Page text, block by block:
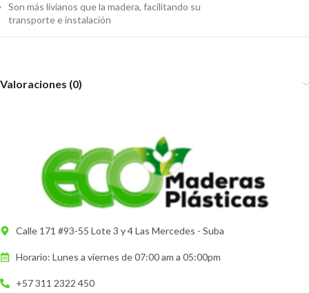
Son más livianos que la madera, facilitando su
transporte e instalación
Valoraciones (0)
Calle 171 #93-55 Lote 3 y 4 Las Mercedes - Suba
Horario: Lunes a viernes de 07:00 am a 05:00pm
+57 311 2322 450